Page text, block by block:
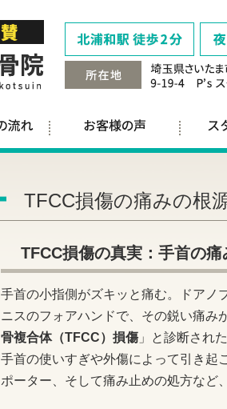
TFCC損傷の痛みの根
TFCC損傷の真実：手首の
手首の小指側がズキッと痛む。ドアノ
ニスのフォアハンドで、その鋭い痛み
骨複合体（TFCC）損傷 」と診断され
手首の使いすぎや外傷によって引き起
ポーター、そして痛み止めの処方など